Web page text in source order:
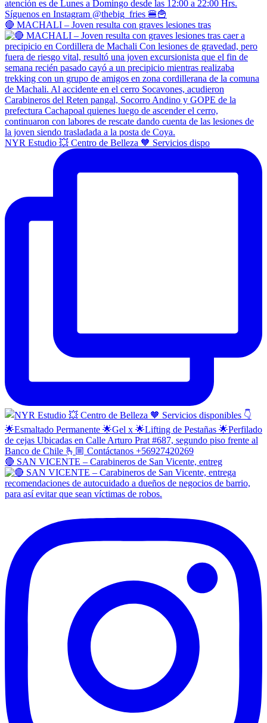
🔴 MACHALI – Joven resulta con graves lesiones tras
NYR Estudio 💥 Centro de Belleza 🧡 Servicios dispo
🔴 SAN VICENTE – Carabineros de San Vicente, entreg